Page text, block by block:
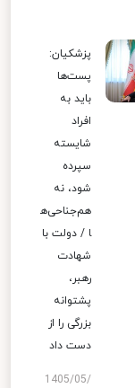
پزشکیان:
پست‌ها
باید به
افراد
شایسته
سپرده
شود، نه
هم‌جناحی‌ه
ا / دولت با
شهادت
رهبر،
پشتوانه
بزرگی را از
دست داد
1405/05/